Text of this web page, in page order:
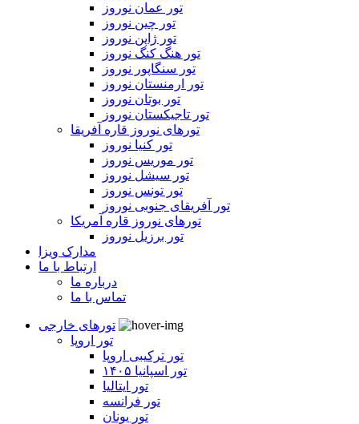
تور عمان نوروز
تور چین نوروز
تور ژاپن نوروز
تور هنگ کنگ نوروز
تور سنگاپور نوروز
تور ارمنستان نوروز
تور بوتان نوروز
تور تاجیکستان نوروز
تورهای نوروز قاره آفریقا
تور کنیا نوروز
تور موریس نوروز
تور سیشل نوروز
تور تونس نوروز
تور آفریقای جنوبی نوروز
تورهای نوروز قاره آمریکا
تور برزیل نوروز
مدارک ویزا
ارتباط با ما
درباره ما
تماس با ما
تورهای خارجی
تور اروپا
تور ترکیبی اروپا
تور اسپانیا ۱۴۰۵
تور ایتالیا
تور فرانسه
تور یونان